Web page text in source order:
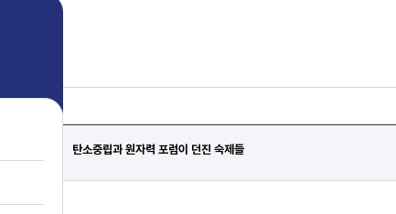
탄소중립과 원자력 포럼이 던진 숙제들